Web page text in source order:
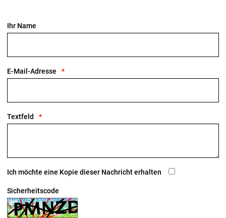
Ihr Name
E-Mail-Adresse
Textfeld
Ich möchte eine Kopie dieser Nachricht erhalten
Sicherheitscode